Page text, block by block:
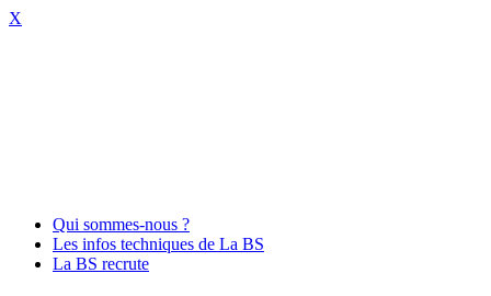
X
Qui sommes-nous ?
Les infos techniques de La BS
La BS recrute